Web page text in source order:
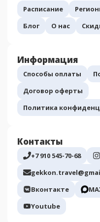
Расписание
Блог
О нас
Информация
Способы оплаты
Договор оферты
Политика
Контакты
+7 910 545-70-68
Вконтакте
Youtube